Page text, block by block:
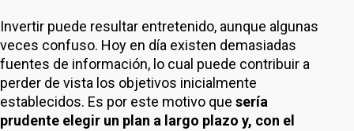
Invertir puede resultar entretenido, aunque algunas
veces confuso. Hoy en día existen demasiadas
fuentes de información, lo cual puede contribuir a
perder de vista los objetivos inicialmente
establecidos. Es por este motivo que sería
prudente elegir un plan a largo plazo y, con el